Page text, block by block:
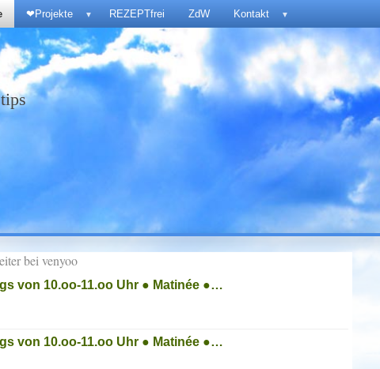
❤Projekte ▼ REZEPTfrei ZdW Kontakt ▼
bei venyoo
von 10.oo-11.oo Uhr ● Matinée ●…
von 10.oo-11.oo Uhr ● Matinée ●…